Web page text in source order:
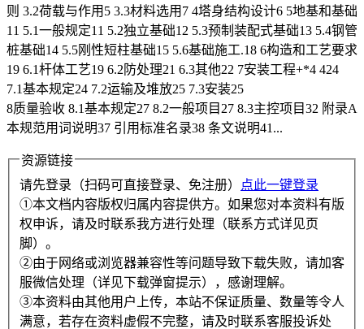
则 3.2荷载与作用5 3.3材料选用7 4塔身结构设计6 5地基和基础
11 5.1一般规定11 5.2独立基础12 5.3预制装配式基础13 5.4钢管
桩基础14 5.5刚性短柱基础15 5.6基础施工.18 6构造和工艺要求
19 6.1杆体工艺19 6.2防处理21 6.3其他22 7安装工程+*4 424
7.1基本规定24 7.2运输及堆放25 7.3安装25
8质量验收 8.1基本规定27 8.2一般项目27 8.3主控项目32 附录A
本规范用词说明37 引用标准名录38 条文说明41...
资源链接
请先登录（扫码可直接登录、免注册）
点此一键登录
①本文档内容版权归属内容提供方。如果您对本资料有版
权申诉，请及时联系我方进行处理（联系方式详见页
脚）。
②由于网络或浏览器兼容性等问题导致下载失败，请加客
服微信处理（详见下载弹窗提示），感谢理解。
③本资料由其他用户上传，本站不保证质量、数量等令人
满意，若存在资料虚假不完整，请及时联系客服投诉处